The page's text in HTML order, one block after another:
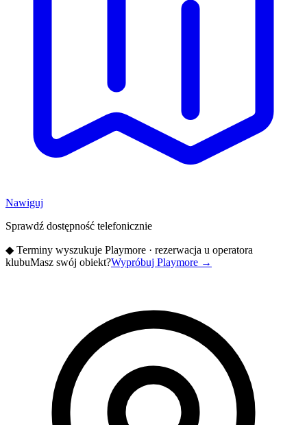
Nawiguj
Sprawdź dostępność telefonicznie
◆ Terminy wyszukuje Playmore · rezerwacja u operatora
klubuMasz swój obiekt?Wypróbuj Playmore →